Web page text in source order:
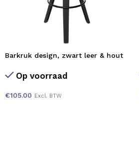
Barkruk design, zwart leer & hout
Op voorraad
€105.00 Excl. BTW